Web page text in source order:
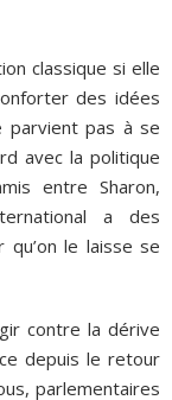
classique si elle
des idées
parvient pas à se
avec la politique
entre Sharon,
a des
le laisse se
contre la dérive
depuis le retour
parlementaires